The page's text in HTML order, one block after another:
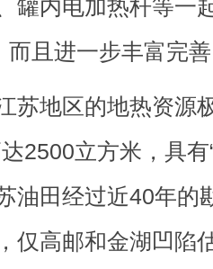
罐内电加热杆等一
而且进一步丰富完
地区的地热资源
2500立方米，具有
油田经过近40年的
仅高邮和金湖凹陷